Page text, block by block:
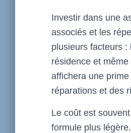
Investir dans une
associés et les
plusieurs facteurs :
résidence et
affichera une
réparations et des
Le coût est
formule plus